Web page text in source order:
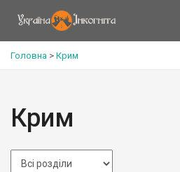
Головна > Крим
Крим